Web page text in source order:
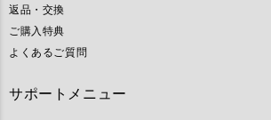
返品・交換
ご購入特典
よくあるご質問
サポートメニュー